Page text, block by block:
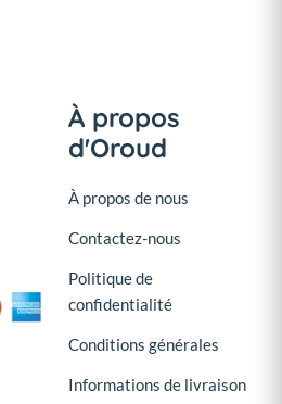
À propos
d'Oroud
À propos de nous
Contactez-nous
Politique de
confidentialité
Conditions générales
Informations de livraison